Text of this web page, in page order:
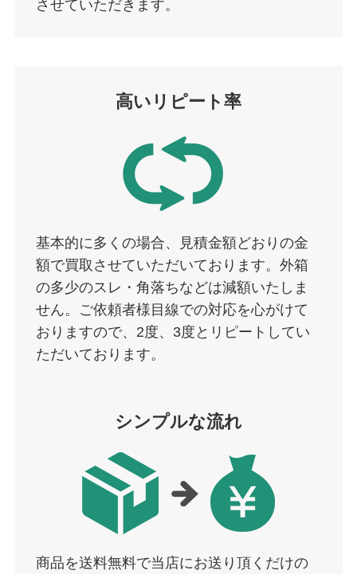
させていただきます。
高いリピート率
基本的に多くの場合、見積金額どおりの金
額で買取させていただいております。外箱
の多少のスレ・角落ちなどは減額いたしま
せん。ご依頼者様目線での対応を心がけて
おりますので、2度、3度とリピートしてい
ただいております。
シンプルな流れ
商品を送料無料で当店にお送り頂くだけの